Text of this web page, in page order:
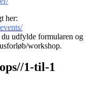
her:
du udfylde formularen og
workshop.
1-til-1